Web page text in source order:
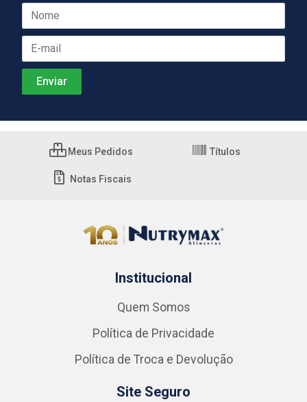
Meus Pedidos Títulos
Notas Fiscais
Institucional
Quem Somos
Política de Privacidade
Política de Troca e Devolução
Site Seguro